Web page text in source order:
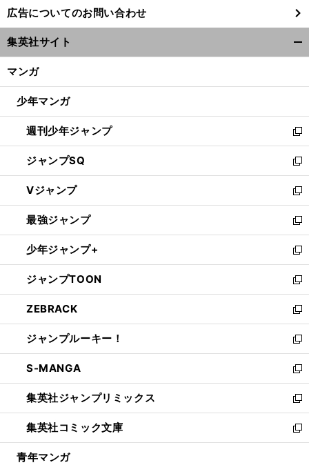
い
ウ
ィ
ン
ウ
開
く
広告についてのお問い合わせ
集英社サイト
マンガ
少年マンガ
週刊少年ジャンプ
新
し
い
ウ
ィ
ン
ド
ウ
で
開
く
ジャンプSQ
新
し
い
ウ
ィ
ン
ド
ウ
で
開
く
Vジャンプ
新
し
い
ウ
ィ
ン
ド
ウ
で
開
く
最強ジャンプ
新
し
い
ウ
ィ
ン
ド
ウ
で
開
く
少年ジャンプ+
新
し
い
ウ
ィ
ン
ド
ウ
で
開
く
ジャンプTOON
新
し
い
ウ
ィ
ン
ド
ウ
で
開
く
ZEBRACK
新
し
い
ウ
ィ
ン
ド
ウ
で
開
ジャンプルーキー！
新
し
い
ウ
ィ
ン
ド
ウ
S-MANGA
新
し
い
ウ
ィ
ン
集英社ジャンプリミックス
新
し
い
ウ
集英社コミック文庫
新
し
青年マンガ